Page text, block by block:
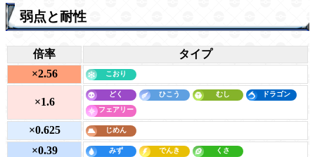
弱点と耐性
倍率
タイプ
×2.56
×1.6
×0.625
×0.39